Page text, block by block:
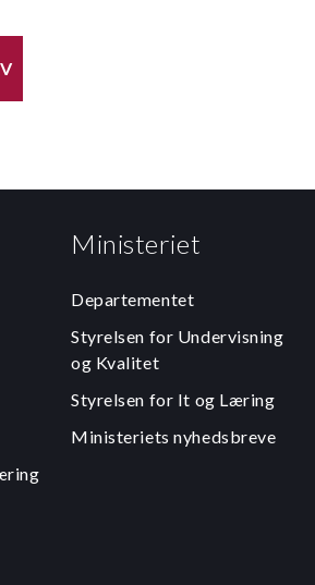
Ministeriet
Departementet
Styrelsen for Undervisning
og Kvalitet
Styrelsen for It og Læring
Ministeriets nyhedsbreve